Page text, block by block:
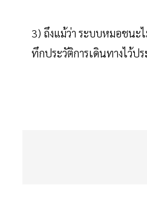
3) ถึงแม้ว่า ระบบหมอชนะ
ทึกประวัติการเดินทางไว้